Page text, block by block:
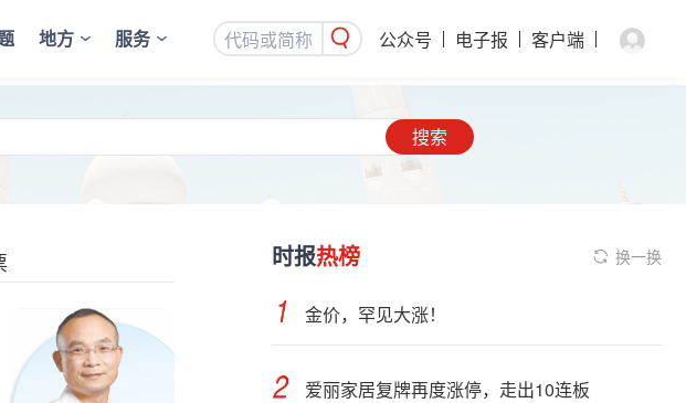
地方 服务 公众号 电子报 客户端
搜索
时报热榜 换一换
金价，罕见大涨！
爱丽家居复牌再度涨停，走出10连板